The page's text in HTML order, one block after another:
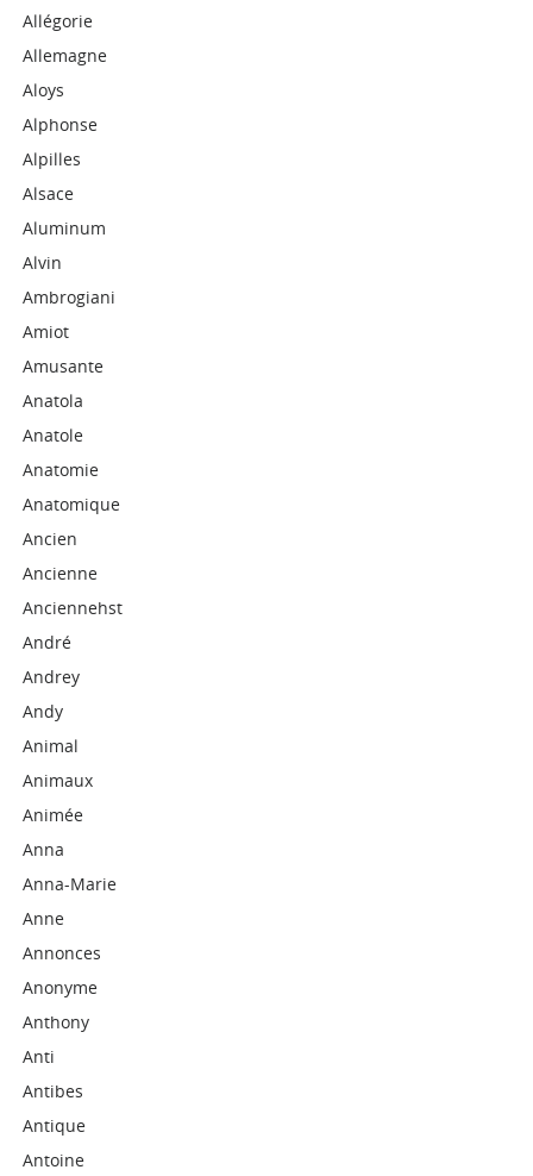
Allégorie
Allemagne
Aloys
Alphonse
Alpilles
Alsace
Aluminum
Alvin
Ambrogiani
Amiot
Amusante
Anatola
Anatole
Anatomie
Anatomique
Ancien
Ancienne
Anciennehst
André
Andrey
Andy
Animal
Animaux
Animée
Anna
Anna-Marie
Anne
Annonces
Anonyme
Anthony
Anti
Antibes
Antique
Antoine